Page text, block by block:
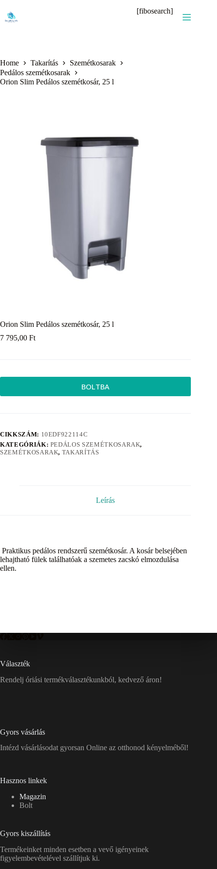
content
[fibosearch]
Home Takarítás
Szemétkosarak
Pedálos szemétkosarak
Orion Slim Pedálos szemétkosár, 25 l
Orion Slim Pedálos szemétkosár, 25 l
7 795,00 Ft
BOLTBA
CIKKSZÁM: 10EDF922114C
KATEGÓRIÁK: PEDÁLOS SZEMÉTKOSARAK,
SZEMÉTKOSARAK, TAKARÍTÁS
Leírás
Praktikus pedálos rendszerű szemétkosár. A kosár belsejében
lehajtható fülek találhatóak a szemetes zacskó elmozdulása
ellen.
Választék
Rendelj óriási termékválasztékunkból, kedvező áron!
Gyors vásárlás
Intézd vásárlásodat gyorsan Online az otthonod kényelméből!
Hasznos linkek
Magazin
Bolt
Gyors kiszállítás
Termékeinket minden esetben a vevő igényeinek
figyelembevételével szállítjuk ki.